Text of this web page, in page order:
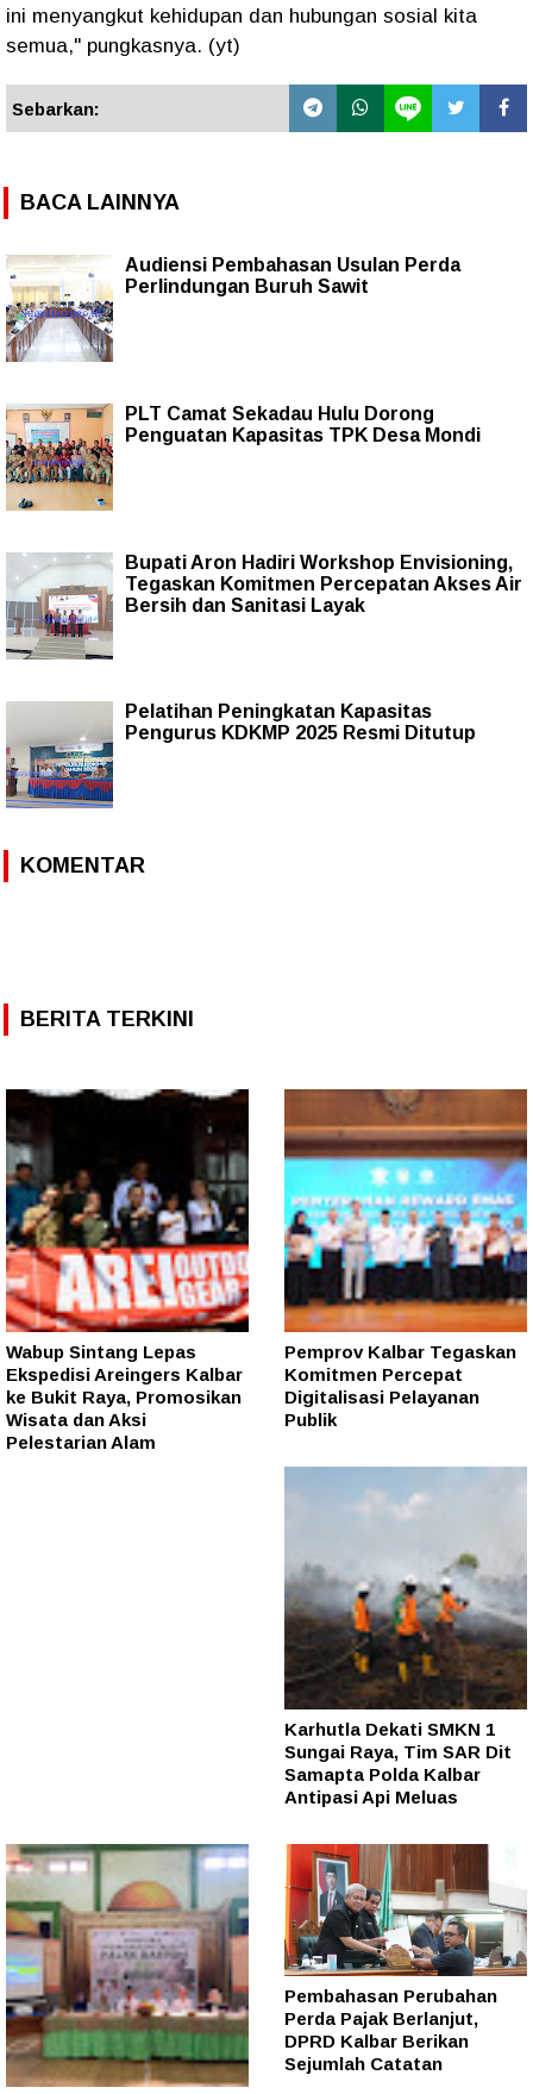
ini menyangkut kehidupan dan hubungan sosial kita
semua," pungkasnya. (yt)
Sebarkan:
BACA LAINNYA
Audiensi Pembahasan Usulan Perda
Perlindungan Buruh Sawit
PLT Camat Sekadau Hulu Dorong
Penguatan Kapasitas TPK Desa Mondi
Bupati Aron Hadiri Workshop Envisioning,
Tegaskan Komitmen Percepatan Akses Air
Bersih dan Sanitasi Layak
Pelatihan Peningkatan Kapasitas
Pengurus KDKMP 2025 Resmi Ditutup
KOMENTAR
BERITA TERKINI
Wabup Sintang Lepas
Ekspedisi Areingers Kalbar
ke Bukit Raya, Promosikan
Wisata dan Aksi
Pelestarian Alam
Pemprov Kalbar Tegaskan
Komitmen Percepat
Digitalisasi Pelayanan
Publik
Karhutla Dekati SMKN 1
Sungai Raya, Tim SAR Dit
Samapta Polda Kalbar
Antipasi Api Meluas
Pembahasan Perubahan
Perda Pajak Berlanjut,
DPRD Kalbar Berikan
Sejumlah Catatan